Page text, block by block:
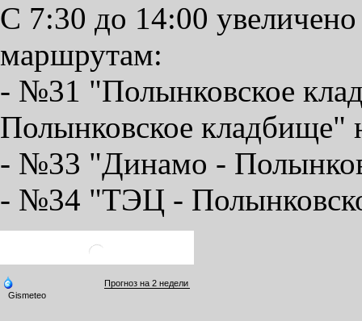
С 7:30 до 14:00 увеличено
маршрутам:
- №31 "Полынковское
Полынковское кладбище"
- №33 "Динамо -
- №34 "ТЭЦ -